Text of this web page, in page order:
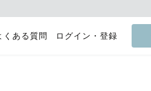
くある質問 ログイン・登録